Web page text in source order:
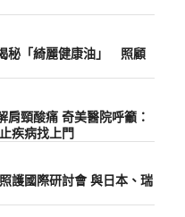
秘「綺麗健康油」 照顧
肩頸酸痛 奇美醫院呼籲：
疾病找上門
護國際研討會 與日本、瑞